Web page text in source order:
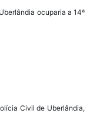
ocuparia a 14ª
Civil de Uberlândia,